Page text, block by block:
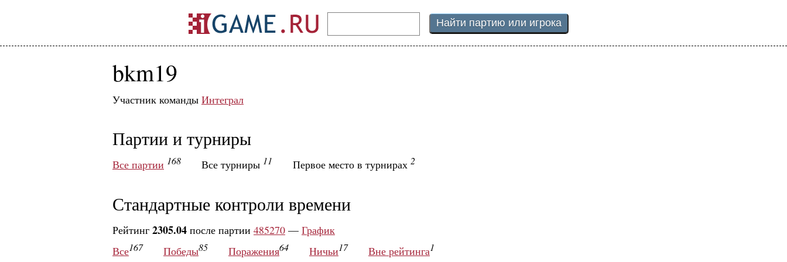
bkm19
Участник команды Интеграл
Партии и турниры
Все партии 168 Все турниры 11 Первое место в турнирах 2
Стандартные контроли времени
Рейтинг 2305.04 после партии 485270 — График
Все167 Победы85 Поражения64 Ничьи17 Вне рейтинга1